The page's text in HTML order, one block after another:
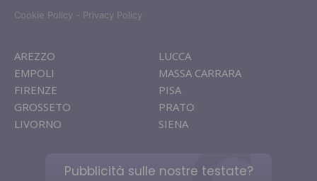
Cookie Policy - Privacy Policy
AREZZO
EMPOLI
FIRENZE
GROSSETO
LIVORNO
LUCCA
MASSA CARRARA
PISA
PRATO
SIENA
Pubblicità sulle nostre testate?